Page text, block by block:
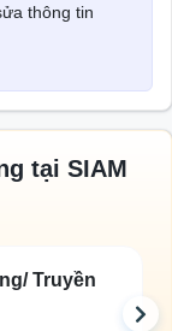
dịch vụ phẫu
phẫu làm đẹp
Thẩm mỹ Siam
Dịch vụ tốt nhất
pháp Digital
thông tin
tại SIAM
Truyền